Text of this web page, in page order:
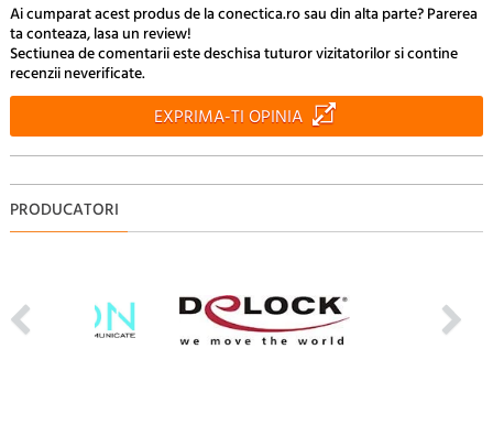
Ai cumparat acest produs de la conectica.ro sau din alta parte? Parerea
ta conteaza, lasa un review!
Sectiunea de comentarii este deschisa tuturor vizitatorilor si contine
recenzii neverificate.
EXPRIMA-TI OPINIA
PRODUCATORI